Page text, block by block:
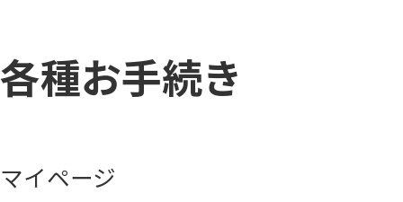
各種お手続き
マイページ